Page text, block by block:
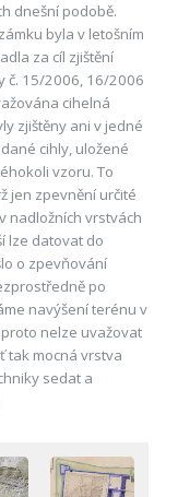
dnešní podobě.
byla v letošním
za cíl zjištění
č. 15/2006, 16/2006
cihelná
zjištěny ani v jedné
cihly, uložené
vzoru. To
jen zpevnění určité
nadložních vrstvách
lze datovat do
o zpevňování
po
navýšení terénu v
nelze uvažovat
tak mocná vrstva
sedat a